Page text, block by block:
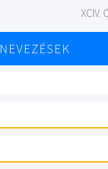
XCIV.
NEVEZÉSEK